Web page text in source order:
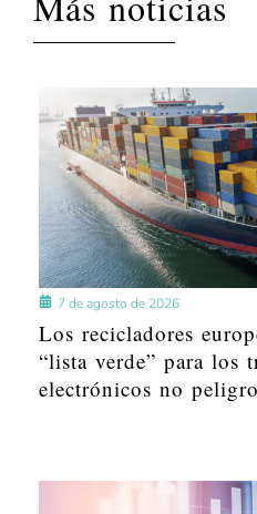
7 de agosto de 2026
Los recicladores
“lista verde” para los
electrónicos no